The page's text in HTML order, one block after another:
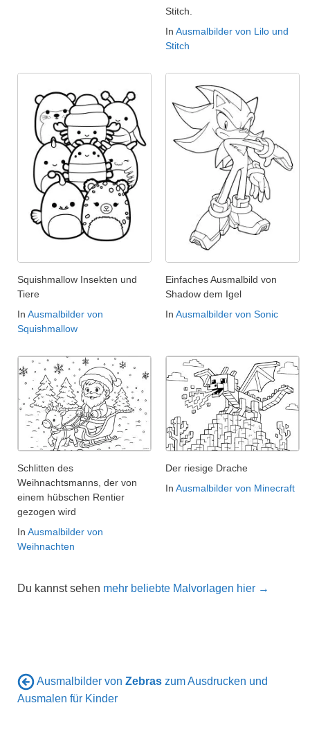
Stitch.
In Ausmalbilder von Lilo und
Stitch
Squishmallow Insekten und
Tiere
In Ausmalbilder von
Squishmallow
Einfaches Ausmalbild von
Shadow dem Igel
In Ausmalbilder von Sonic
Schlitten des
Weihnachtsmanns, der von
einem hübschen Rentier
gezogen wird
In Ausmalbilder von
Weihnachten
Der riesige Drache
In Ausmalbilder von Minecraft
Du kannst sehen mehr beliebte Malvorlagen hier →
Ausmalbilder von Zebras zum Ausdrucken und
Ausmalen für Kinder